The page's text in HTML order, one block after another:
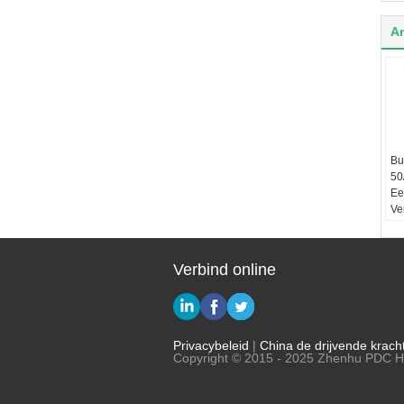
Verbind online
Privacybeleid | China de drijvende
Copyright © 2015 - 2025 Zhenhu PDC